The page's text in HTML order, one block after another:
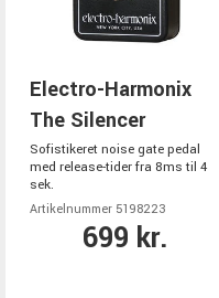
Electro-Harmonix
The Silencer
Sofistikeret noise gate pedal
med release-tider fra 8ms til 4
sek.
Artikelnummer 5198223
699 kr.